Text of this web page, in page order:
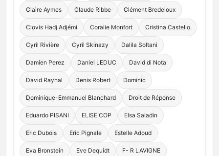
Claire Aymes Claude Ribbe Clément Bredeloux
Clovis Hadj Adjémi Coralie Monfort Cristina Castello
Cyril Rivière Cyril Skinazy Dalila Soltani
Damien Perez Daniel LEDUC David di Nota
David Raynal Denis Robert Dominic
Dominique-Emmanuel Blanchard Droit de Réponse
Eduardo PISANI ELISE COP Elsa Saladin
Eric Dubois Eric Pignale Estelle Adoud
Eva Bronstein Eve Dequidt F- R LAVIGNE